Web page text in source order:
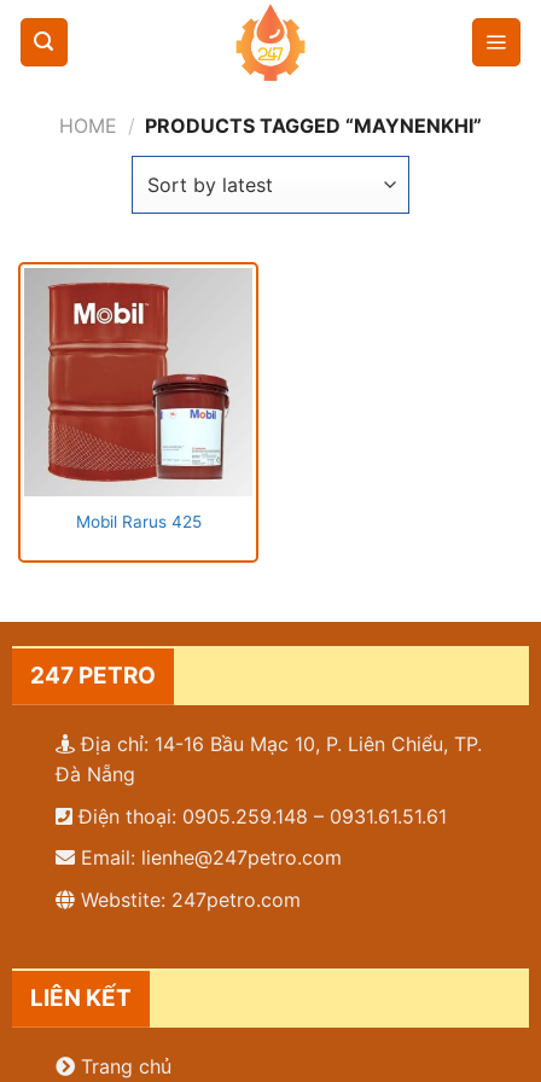
Chuyển
nội
HOME / PRODUCTS TAGGED “MAYNENKHI”
Mobil Rarus 425
247 PETRO
Địa chỉ: 14-16 Bầu Mạc 10, P. Liên Chiểu, TP.
Đà Nẵng
Điện thoại: 0905.259.148 – 0931.61.51.61
Email: lienhe@247petro.com
Webstite: 247petro.com
LIÊN KẾT
Trang chủ